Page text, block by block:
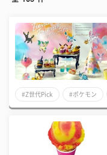
#Z世代Pick #ポケモン